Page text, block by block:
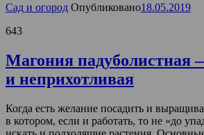
Сад и огород Опубликовано18.05.2019
643
Магония падуболистная
и неприхотливая
Когда есть желание посадить и
в котором, если и работать, то не «до